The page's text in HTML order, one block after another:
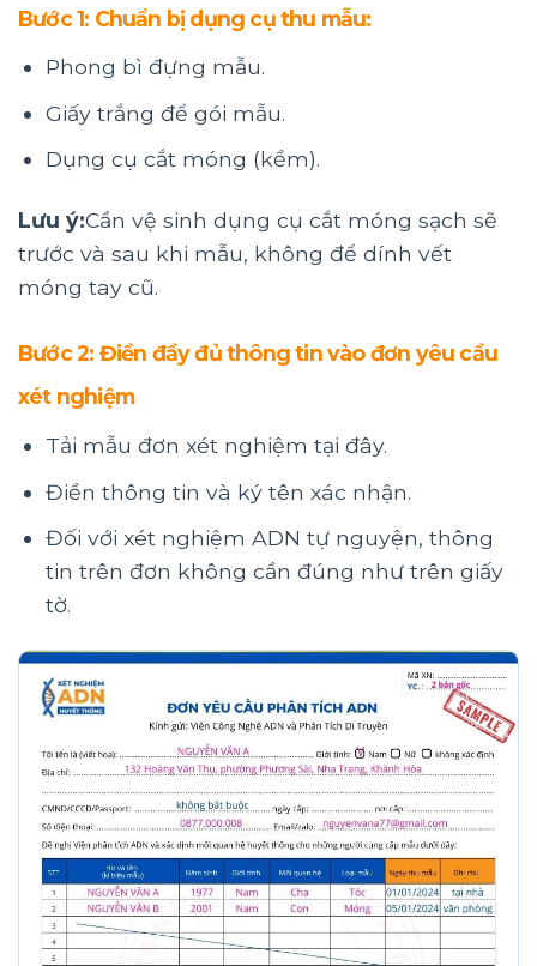
Bước 1: Chuẩn bị dụng cụ thu mẫu:
Phong bì đựng mẫu.
Giấy trắng để gói mẫu.
Dụng cụ cắt móng (kềm).
Lưu ý:Cần vệ sinh dụng cụ cắt móng sạch sẽ
trước và sau khi mẫu, không để dính vết
móng tay cũ.
Bước 2: Điền đầy đủ thông tin vào đơn yêu cầu
xét nghiệm
Tải mẫu đơn xét nghiệm tại đây.
Điền thông tin và ký tên xác nhận.
Đối với xét nghiệm ADN tự nguyện, thông
tin trên đơn không cần đúng như trên giấy
tờ.